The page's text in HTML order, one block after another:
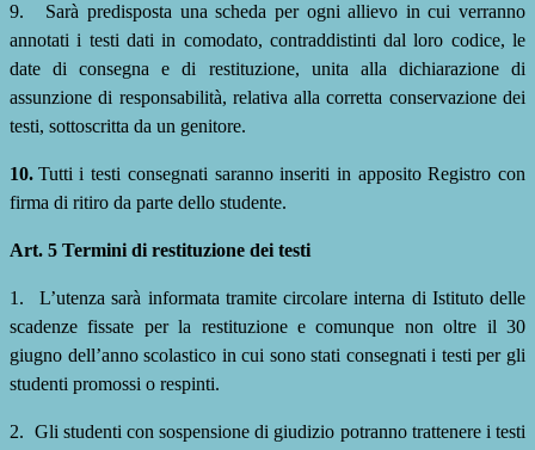
9.
Sarà predisposta una scheda per ogni allievo in cui verranno
annotati i testi dati in comodato, contraddistinti dal loro codice, le
date di consegna e di restituzione, unita alla dichiarazione di
assunzione di responsabilità, relativa alla corretta conservazione dei
testi, sottoscritta da un genitore.
10. Tutti i testi consegnati saranno inseriti in apposito Registro con
firma di ritiro da parte dello studente.
Art. 5 Termini di restituzione dei testi
1.
L’utenza sarà informata tramite circolare interna di Istituto delle
scadenze fissate per la restituzione e comunque non oltre il 30
giugno dell’anno scolastico in cui sono stati consegnati i testi per gli
studenti promossi o respinti.
2. Gli studenti con sospensione di giudizio potranno trattenere i testi